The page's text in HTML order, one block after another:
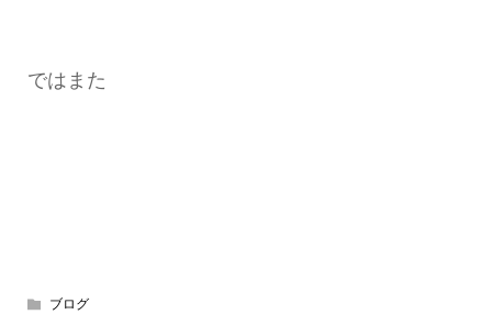
ではまた
ブログ